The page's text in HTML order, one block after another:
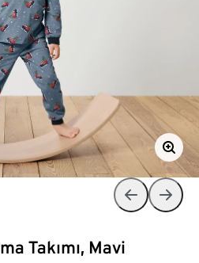
Takımı, Mavi